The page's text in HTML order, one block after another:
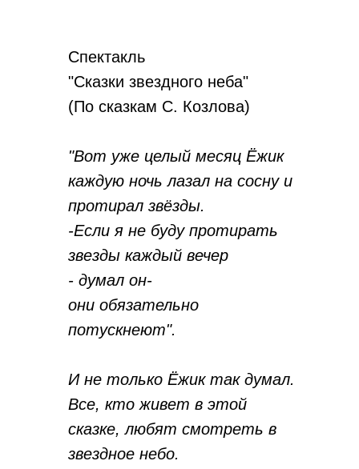
Спектакль
"Сказки звездного неба"
(По сказкам С. Козлова)
"Вот уже целый месяц Ёжик
каждую ночь лазал на сосну и
протирал звёзды.
-Если я не буду протирать
звезды каждый вечер
- думал он-
они обязательно
потускнеют".
И не только Ёжик так думал.
Все, кто живет в этой
сказке, любят смотреть в
звездное небо.